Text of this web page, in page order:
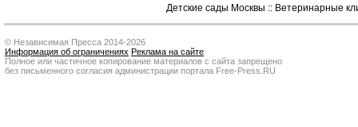
Детские сады Москвы :: Ветеринарные
© Независимая Пресса 2014-2026
Информация об ограничениях Реклама на сайте
Полное или частичное копирование материалов с сайта запрещено
без письменного согласия администрации портала Free-Press.RU